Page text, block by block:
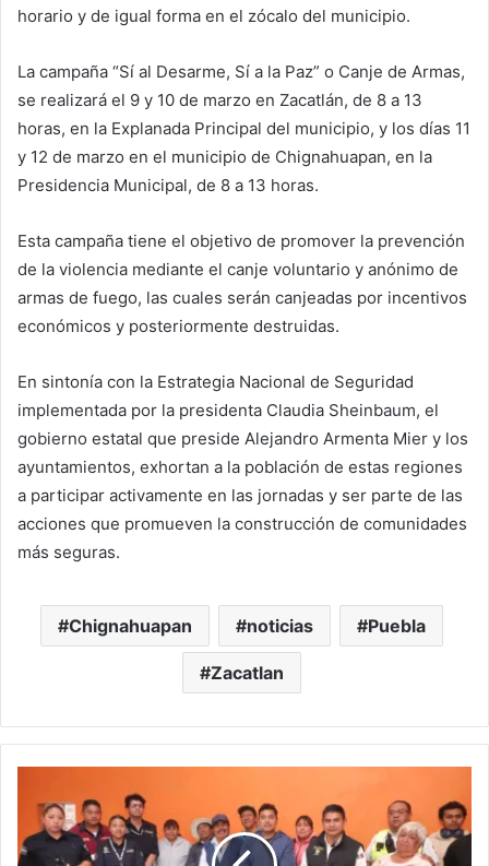
horario y de igual forma en el zócalo del municipio.
La campaña “Sí al Desarme, Sí a la Paz” o Canje de Armas,
se realizará el 9 y 10 de marzo en Zacatlán, de 8 a 13
horas, en la Explanada Principal del municipio, y los días 11
y 12 de marzo en el municipio de Chignahuapan, en la
Presidencia Municipal, de 8 a 13 horas.
Esta campaña tiene el objetivo de promover la prevención
de la violencia mediante el canje voluntario y anónimo de
armas de fuego, las cuales serán canjeadas por incentivos
económicos y posteriormente destruidas.
En sintonía con la Estrategia Nacional de Seguridad
implementada por la presidenta Claudia Sheinbaum, el
gobierno estatal que preside Alejandro Armenta Mier y los
ayuntamientos, exhortan a la población de estas regiones
a participar activamente en las jornadas y ser parte de las
acciones que promueven la construcción de comunidades
más seguras.
Chignahuapan noticias Puebla
Zacatlan